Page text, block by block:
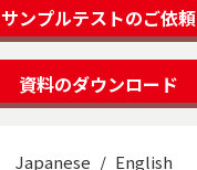
サンプルテストのご依頼
資料のダウンロード
Japanese English